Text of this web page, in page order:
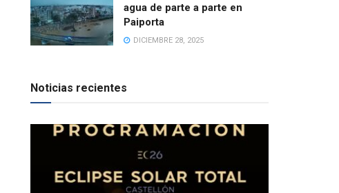
agua de parte a parte en
Paiporta
DICIEMBRE 28, 2025
Noticias recientes